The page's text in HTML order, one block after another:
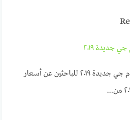
جديدة ٢٠١٩
أسعار سيارة ام جي جديدة ٢٠١٩ للباحثين عن أسعار